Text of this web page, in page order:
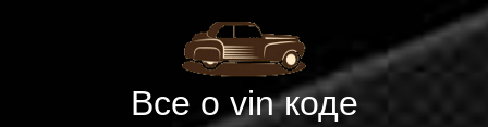
Все о vin коде